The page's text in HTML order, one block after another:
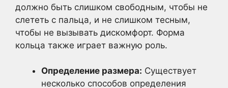
должно быть слишком свободным, чтобы не
слететь с пальца, и не слишком тесным,
чтобы не вызывать дискомфорт. Форма
кольца также играет важную роль.
Определение размера: Существует
несколько способов определения